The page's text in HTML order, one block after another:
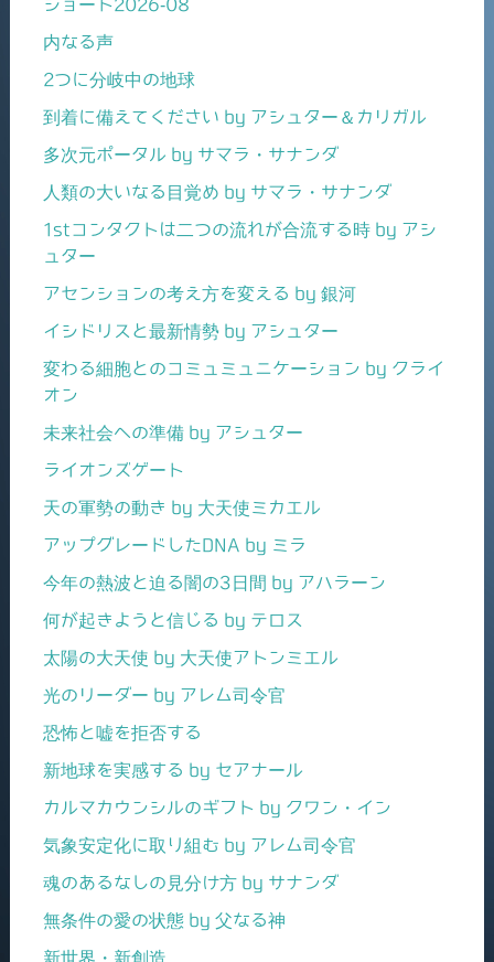
ショート2026-08
内なる声
2つに分岐中の地球
到着に備えてください by アシュター＆カリガル
多次元ポータル by サマラ・サナンダ
人類の大いなる目覚め by サマラ・サナンダ
1stコンタクトは二つの流れが合流する時 by アシ
ュター
アセンションの考え方を変える by 銀河
イシドリスと最新情勢 by アシュター
変わる細胞とのコミュミュニケーション by クライ
オン
未来社会への準備 by アシュター
ライオンズゲート
天の軍勢の動き by 大天使ミカエル
アップグレードしたDNA by ミラ
今年の熱波と迫る闇の3日間 by アハラーン
何が起きようと信じる by テロス
太陽の大天使 by 大天使アトンミエル
光のリーダー by アレム司令官
恐怖と嘘を拒否する
新地球を実感する by セアナール
カルマカウンシルのギフト by クワン・イン
気象安定化に取り組む by アレム司令官
魂のあるなしの見分け方 by サナンダ
無条件の愛の状態 by 父なる神
新世界・新創造